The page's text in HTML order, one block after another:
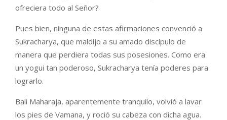
ofreciera todo al Señor?
Pues bien, ninguna de estas afirmaciones convenció a
Sukracharya, que maldijo a su amado discípulo de
manera que perdiera todas sus posesiones. Como era
un yogui tan poderoso, Sukracharya tenía poderes para
lograrlo.
Bali Maharaja, aparentemente tranquilo, volvió a lavar
los pies de Vamana, y roció su cabeza con dicha agua.